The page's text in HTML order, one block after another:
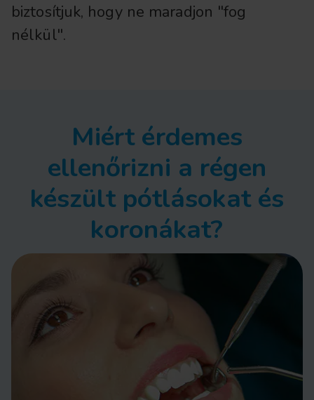
biztosítjuk, hogy ne maradjon "fog
nélkül".
Miért érdemes
ellenőrizni a régen
készült pótlásokat és
koronákat?